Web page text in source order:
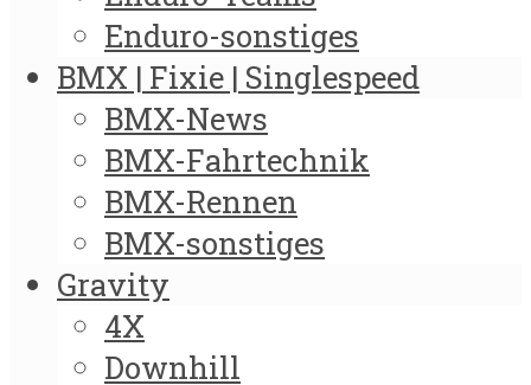
Enduro-sonstiges
BMX | Fixie | Singlespeed
BMX-News
BMX-Fahrtechnik
BMX-Rennen
BMX-sonstiges
Gravity
4X
Downhill